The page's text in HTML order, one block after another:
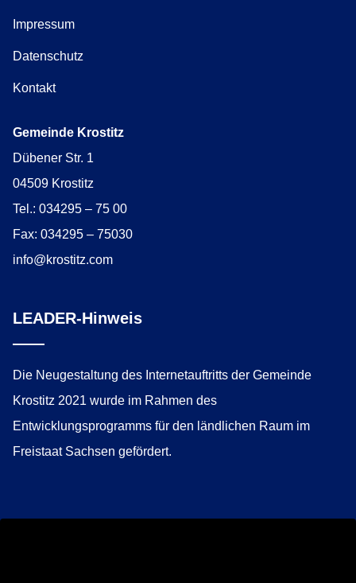
Impressum
Datenschutz
Kontakt
Gemeinde Krostitz
Dübener Str. 1
04509 Krostitz
Tel.: 034295 – 75 00
Fax: 034295 – 75030
info@krostitz.com
LEADER-Hinweis
Die Neugestaltung des Internetauftritts der Gemeinde
Krostitz 2021 wurde im Rahmen des
Entwicklungsprogramms für den ländlichen Raum im
Freistaat Sachsen gefördert.